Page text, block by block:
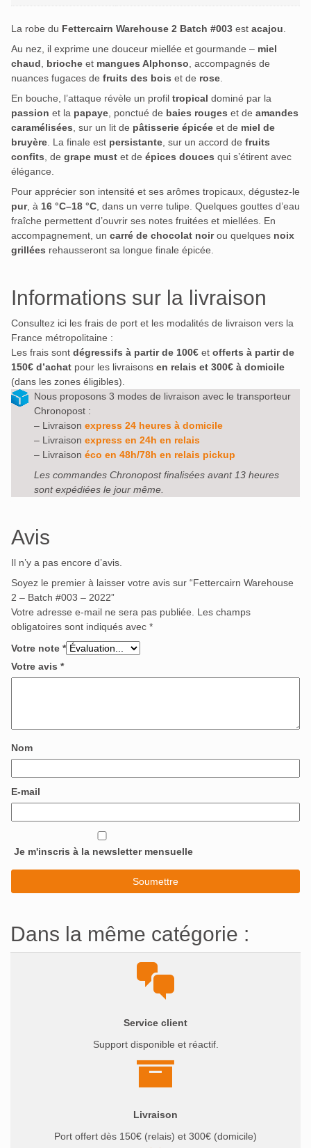
La robe du Fettercairn Warehouse 2 Batch #003 est acajou.
Au nez, il exprime une douceur miellée et gourmande – miel
chaud, brioche et mangues Alphonso, accompagnés de
nuances fugaces de fruits des bois et de rose.
En bouche, l’attaque révèle un profil tropical dominé par la
passion et la papaye, ponctué de baies rouges et de amandes
caramélisées, sur un lit de pâtisserie épicée et de miel de
bruyère. La finale est persistante, sur un accord de fruits
confits, de grape must et de épices douces qui s’étirent avec
élégance.
Pour apprécier son intensité et ses arômes tropicaux, dégustez-le
pur, à 16 °C–18 °C, dans un verre tulipe. Quelques gouttes d’eau
fraîche permettent d’ouvrir ses notes fruitées et miellées. En
accompagnement, un carré de chocolat noirou quelques noix
grillées rehausseront sa longue finale épicée.
Informations sur la livraison
Consultez ici les frais de port et les modalités de livraison vers la
France métropolitaine :
Les frais sont dégressifs à partir de 100€ et offerts à partir de
150€ d’achat pour les livraisons en relais et 300€ à domicile
(dans les zones éligibles).
Nous proposons 3 modes de livraison avec le transporteur
Chronopost :
– Livraison express 24 heures à domicile
– Livraison express en 24h en relais
– Livraison éco en 48h/78h en relais pickup
Les commandes Chronopost finalisées avant 13 heures
sont expédiées le jour même.
Avis
Il n’y a pas encore d’avis.
Soyez le premier à laisser votre avis sur “Fettercairn Warehouse
2 – Batch #003 – 2022”
Votre adresse e-mail ne sera pas publiée.
Les champs
obligatoires sont indiqués avec *
Votre note *
Votre avis *
Nom
E-mail
Je m'inscris à la newsletter mensuelle
Dans la même catégorie :
Service client
Support disponible et réactif.
Livraison
Port offert dès 150€ (relais) et 300€ (domicile)